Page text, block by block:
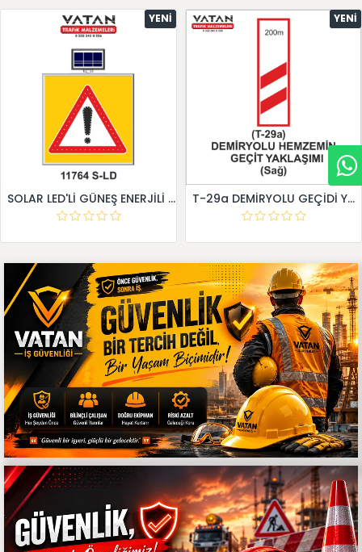
YENI
SOLAR LED'Lİ GÜNEŞ ENERJİLİ LEVHA
YENI
T-29a DEMİRYOLU GEÇİDİ YAKLAŞIM LEVHALARI (Sağ)